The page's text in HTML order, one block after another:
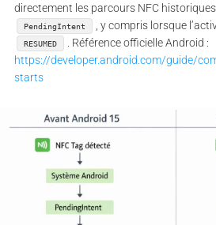
directement les parcours NFC
PendingIntent , y compris lorsque
RESUMED
. Référence officielle Android :
https://developer.android.com/guide/
starts